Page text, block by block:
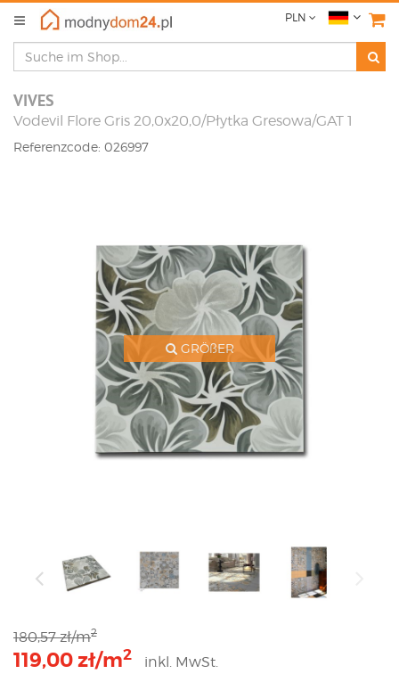
PLN
VIVES
Vodevil Flore Gris 20,0x20,0/Płytka Gresowa/GAT 1
Referenzcode: 026997
GRÖßER
180,57 zł/m2
119,00 zł/m2
inkl. MwSt.